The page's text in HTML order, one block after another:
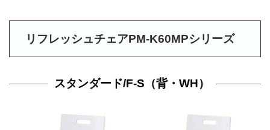
リフレッシュチェアPM-K60MPシリーズ
スタンダード/F-S（背・WH）